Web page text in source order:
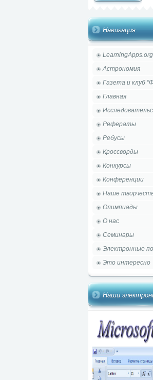
Навигация
LearningApps.org
Астрономия
Газета и клуб
Главная
Рефераты
Ребусы
Кроссворды
Конкурсы
Конференции
Наше
Олимпиады
О нас
Семинары
Электронные
Это интересно
Наши